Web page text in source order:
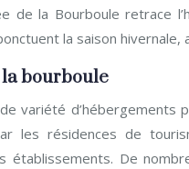
de la Bourboule retrace
la saison
bourboule
variété
les résidences de
De